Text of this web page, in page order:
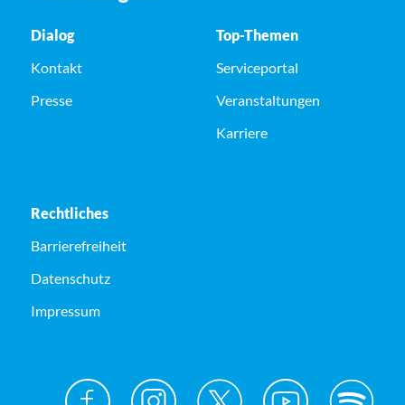
Dialog
Kontakt
Presse
Top-Themen
Serviceportal
Veranstaltungen
Karriere
Rechtliches
Barrierefreiheit
Datenschutz
Impressum